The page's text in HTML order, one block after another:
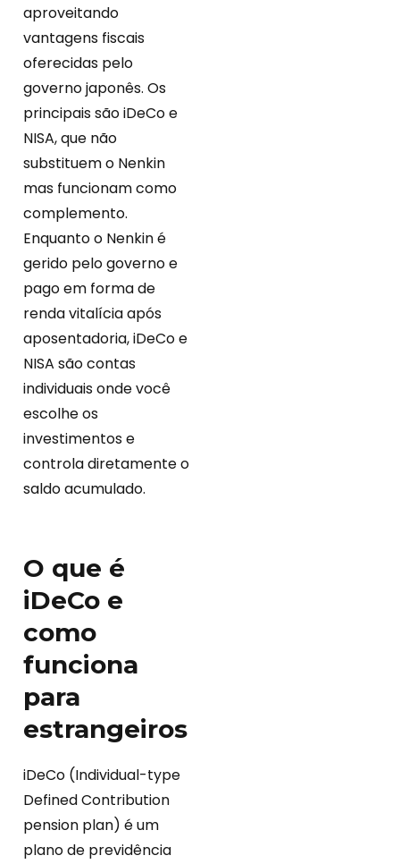
aproveitando
vantagens fiscais
oferecidas pelo
governo japonês. Os
principais são iDeCo e
NISA, que não
substituem o Nenkin
mas funcionam como
complemento.
Enquanto o Nenkin é
gerido pelo governo e
pago em forma de
renda vitalícia após
aposentadoria, iDeCo e
NISA são contas
individuais onde você
escolhe os
investimentos e
controla diretamente o
saldo acumulado.
O que é
iDeCo e
como
funciona
para
estrangeiros
iDeCo (Individual-type
Defined Contribution
pension plan) é um
plano de previdência